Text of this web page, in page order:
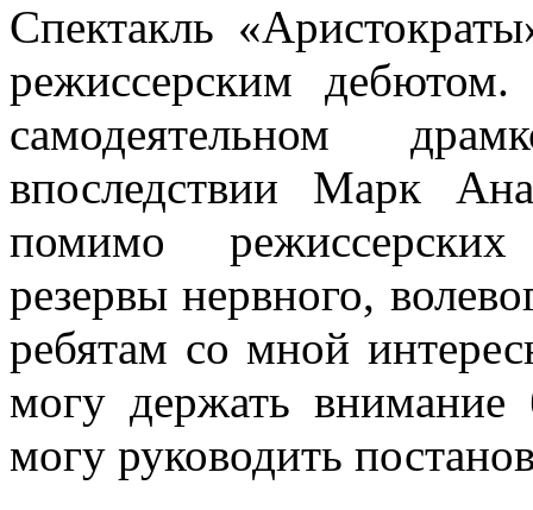
Спектакль
режиссерским
самодеятельном
впоследствии Марк
помимо
резервы нервного,
ребятам со мной
могу держать внимание
могу руководить